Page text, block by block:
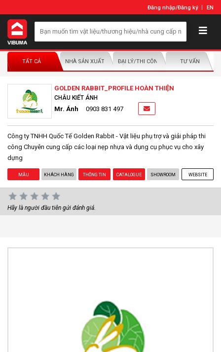
Đăng nhập/Đăng ký EN
TẤT CẢ NHÀ SẢN XUẤT/NHÀ PHÂN PHỐIĐẠI LÝ/THI CÔNG LẮP ĐẶTTƯ VẤN
GOLDEN RABBIT_PROFILE HOÀN THIỆN
CHÂU KIẾT ÁNH
Mr. Ánh 0903 831 497
Công ty TNHH Quốc Tế Golden Rabbit - Vật liệu phụ trợ và giải pháp thi
công Chuyên cung cấp các loại nẹp nhựa và dụng cụ phục vụ cho xây
dựng
MẪU KHÁCH HÀNG THÔNG TIN CATALOGUE SHOWROOM WEBSITE
Hãy là người đầu tiên gửi đánh giá.